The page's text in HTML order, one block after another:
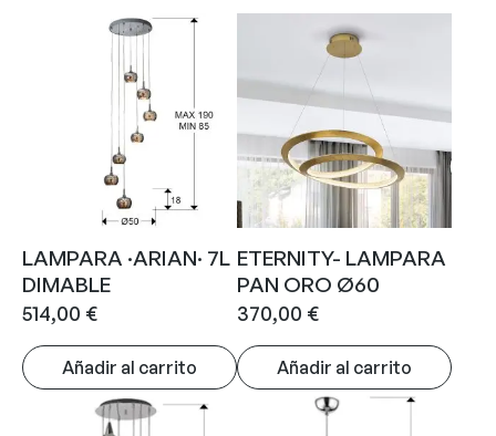
LAMPARA ·ARIAN· 7L
DIMABLE
514,00 €
Añadir al carrito
ETERNITY- LAMPARA
PAN ORO Ø60
370,00 €
Añadir al carrito